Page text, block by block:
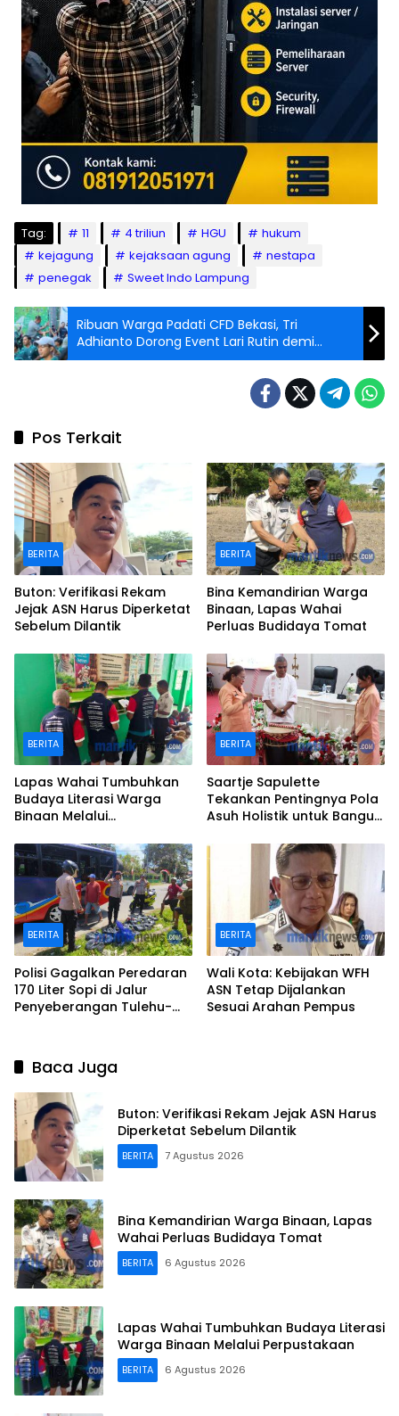
Tag: 11 4 triliun HGU
hukum
kejagung
kejaksaan agung
nestapa
penegak
Sweet Indo Lampung
Ribuan Warga Padati CFD Bekasi, Tri
Adhianto Dorong Event Lari Rutin demi
Wujudkan “Sport City”
Pos Terkait
BERITA
Buton: Verifikasi Rekam
Jejak ASN Harus Diperketat
Sebelum Dilantik
BERITA
Bina Kemandirian Warga
Binaan, Lapas Wahai
Perluas Budidaya Tomat
BERITA
Lapas Wahai Tumbuhkan
Budaya Literasi Warga
Binaan Melalui
BERITA
Saartje Sapulette
Tekankan Pentingnya Pola
Asuh Holistik untuk Bangun
BERITA
Polisi Gagalkan Peredaran
170 Liter Sopi di Jalur
Penyeberangan Tulehu-
BERITA
Wali Kota: Kebijakan WFH
ASN Tetap Dijalankan
Sesuai Arahan Pempus
Baca Juga
Buton: Verifikasi Rekam Jejak ASN Harus
Diperketat Sebelum Dilantik
BERITA 7 Agustus 2026
Bina Kemandirian Warga Binaan, Lapas
Wahai Perluas Budidaya Tomat
BERITA 6 Agustus 2026
Lapas Wahai Tumbuhkan Budaya Literasi
Warga Binaan Melalui Perpustakaan
BERITA 6 Agustus 2026